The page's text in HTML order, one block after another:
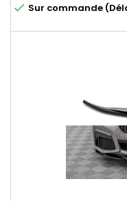
 Sur commande